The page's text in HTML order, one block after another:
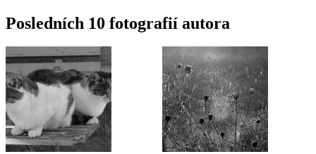
Posledních 10 fotografií autora